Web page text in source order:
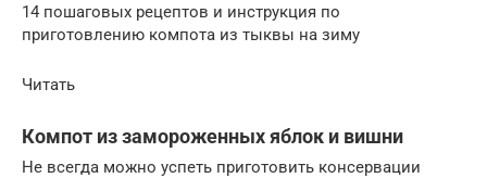
14 пошаговых рецептов и инструкция по
приготовлению компота из тыквы на зиму
Читать
Компот из замороженных яблок и вишни
Не всегда можно успеть приготовить консервации